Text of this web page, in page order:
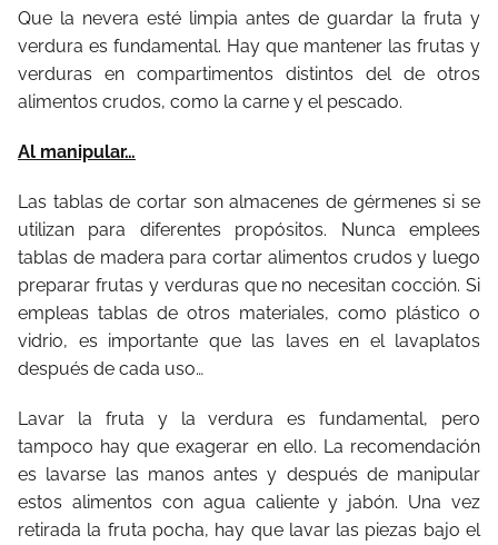
Que la nevera esté limpia antes de guardar la fruta y
verdura es fundamental. Hay que mantener las frutas y
verduras en compartimentos distintos del de otros
alimentos crudos, como la carne y el pescado.
Al manipular…
Las tablas de cortar son almacenes de gérmenes si se
utilizan para diferentes propósitos. Nunca emplees
tablas de madera para cortar alimentos crudos y luego
preparar frutas y verduras que no necesitan cocción. Si
empleas tablas de otros materiales, como plástico o
vidrio, es importante que las laves en el lavaplatos
después de cada uso…
Lavar la fruta y la verdura es fundamental, pero
tampoco hay que exagerar en ello. La recomendación
es lavarse las manos antes y después de manipular
estos alimentos con agua caliente y jabón. Una vez
retirada la fruta pocha, hay que lavar las piezas bajo el